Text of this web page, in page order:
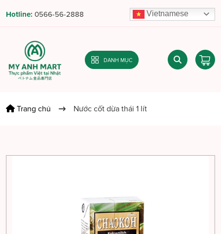
Hotline: 0566-56-2888 Vietnamese
DANH MỤC
Trang chủ Nước cốt dừa thái 1 lít